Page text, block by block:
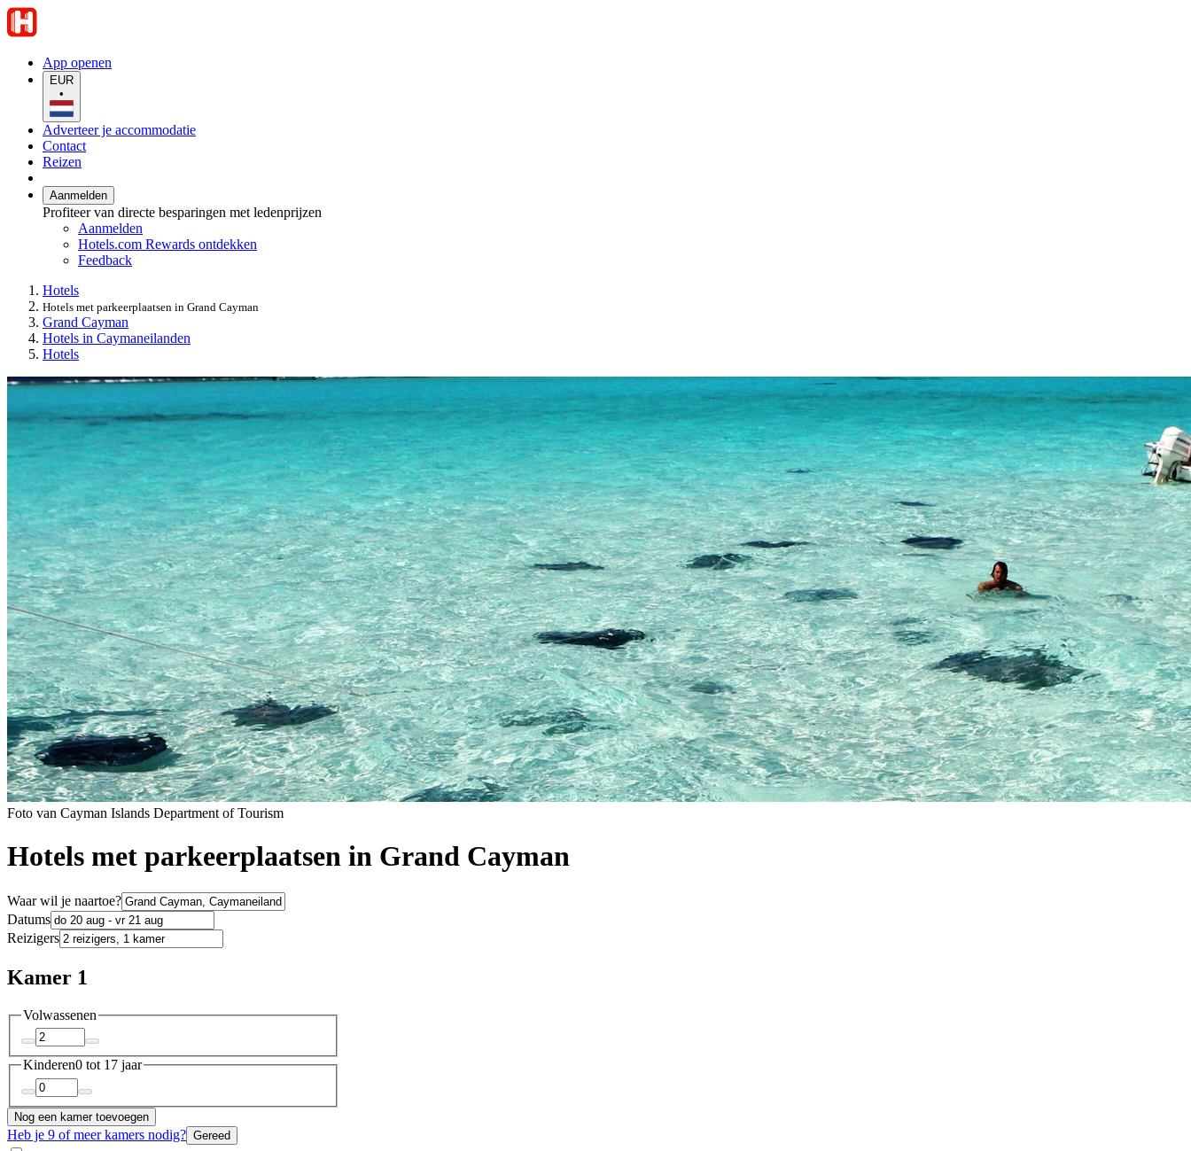
App openen
EUR
•
Adverteer je accommodatie
Contact
Reizen
Aanmelden
Profiteer van directe besparingen met ledenprijzen
Aanmelden
Hotels.com Rewards ontdekken
Feedback
Hotels
Hotels met parkeerplaatsen in Grand Cayman
Grand Cayman
Hotels in Caymaneilanden
Hotels
Foto van Cayman Islands Department of Tourism
Hotels met parkeerplaatsen in Grand Cayman
Waar wil je naartoe?
Datums
Reizigers
Kamer 1
Volwassenen
Kinderen0 tot 17 jaar
Nog een kamer toevoegen
Heb je 9 of meer kamers nodig? Gereed